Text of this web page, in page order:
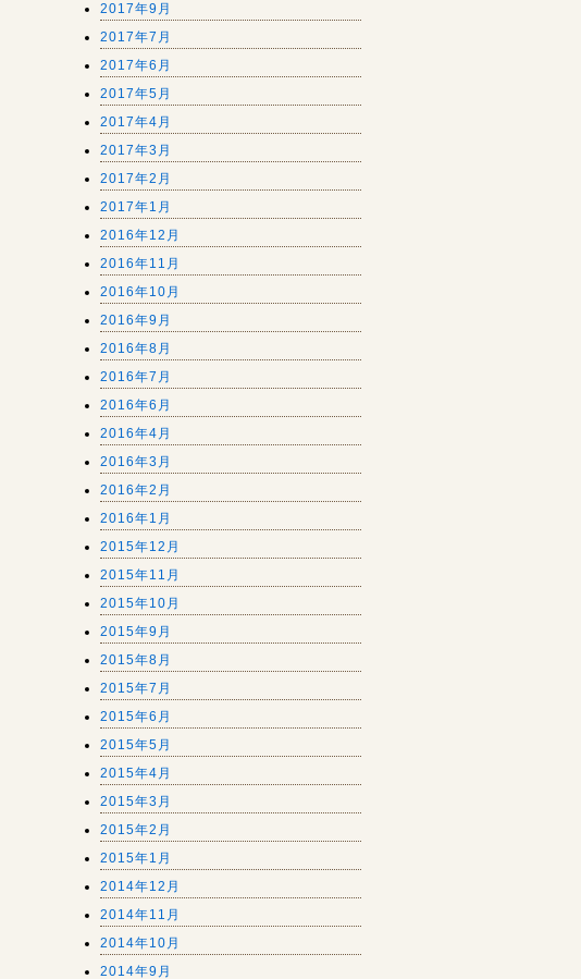
2017年9月
2017年7月
2017年6月
2017年5月
2017年4月
2017年3月
2017年2月
2017年1月
2016年12月
2016年11月
2016年10月
2016年9月
2016年8月
2016年7月
2016年6月
2016年4月
2016年3月
2016年2月
2016年1月
2015年12月
2015年11月
2015年10月
2015年9月
2015年8月
2015年7月
2015年6月
2015年5月
2015年4月
2015年3月
2015年2月
2015年1月
2014年12月
2014年11月
2014年10月
2014年9月